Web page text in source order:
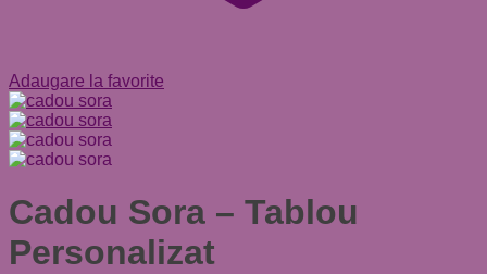
Adaugare la favorite
Cadou Sora – Tablou
Personalizat